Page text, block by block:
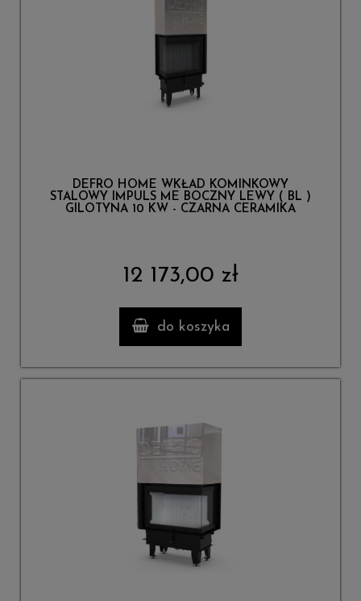
DEFRO HOME WKŁAD KOMINKOWY
STALOWY IMPULS ME BOCZNY LEWY ( BL )
GILOTYNA 10 KW - CZARNA CERAMIKA
12 173,00 zł
do koszyka